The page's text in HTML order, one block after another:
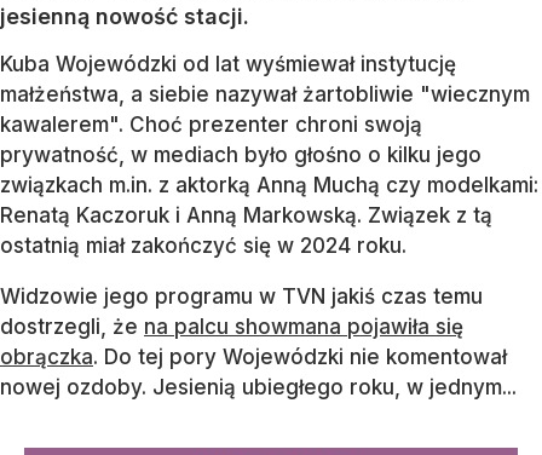
jesienną nowość stacji.
Kuba Wojewódzki od lat wyśmiewał instytucję
małżeństwa, a siebie nazywał żartobliwie "wiecznym
kawalerem". Choć prezenter chroni swoją
prywatność, w mediach było głośno o kilku jego
związkach m.in. z aktorką Anną Muchą czy modelkami:
Renatą Kaczoruk i Anną Markowską. Związek z tą
ostatnią miał zakończyć się w 2024 roku.
Widzowie jego programu w TVN jakiś czas temu
dostrzegli, że na palcu showmana pojawiła się
obrączka. Do tej pory Wojewódzki nie komentował
nowej ozdoby. Jesienią ubiegłego roku, w jednym...